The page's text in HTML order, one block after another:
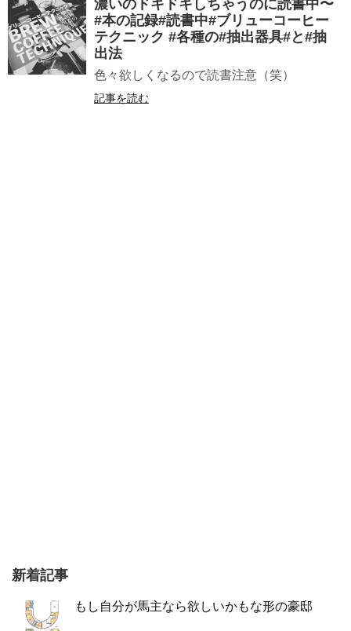
濃いのドキドキしちゃうのに️読書中〜
#本の記録#読書中#ブリューコーヒー
テクニック #各種の#抽出器具#と#抽
出法
色々欲しくなるので読書注意（笑）
記事を読む
新着記事
もし自分が馬主なら欲しいかもな形の豪邸